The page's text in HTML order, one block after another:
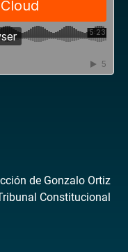
de Gonzalo Ortiz
Constitucional